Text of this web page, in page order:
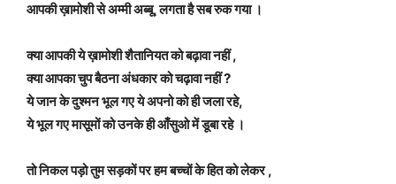
आपकी ख़ामोशी से अम्मी अब्बू, लगता है सब रुक गया ।
क्या आपकी ये ख़ामोशी शैतानियत को बढ़ावा नहीं ,
क्या आपका चुप बैठना अंधकार को चढ़ावा नहीं ?
ये जान के दुश्मन भूल गए ये अपनो को ही जला रहे,
ये भूल गए मासूमों को उनके ही आँसुओ में डूबा रहे ।
तो निकल पड़ो तुम सड़कों पर हम बच्चों के हित को लेकर ,